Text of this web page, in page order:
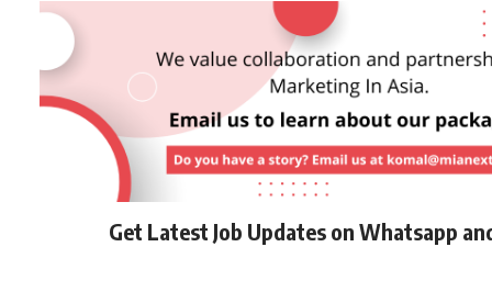
Get Latest Job Updates on Whatsapp